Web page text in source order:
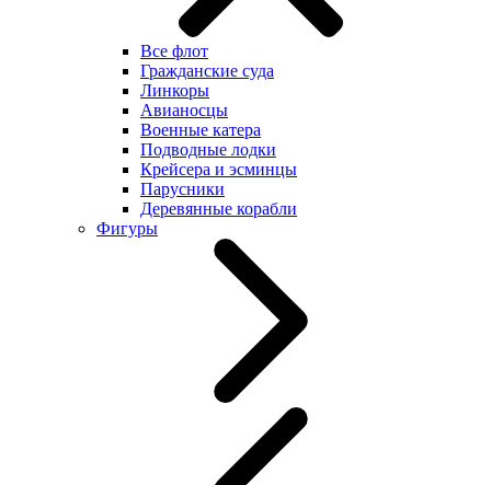
Все флот
Гражданские суда
Линкоры
Авианосцы
Военные катера
Подводные лодки
Крейсера и эсминцы
Парусники
Деревянные корабли
Фигуры